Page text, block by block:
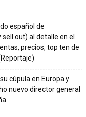
español de
out) al detalle en el
precios, top ten de
cúpula en Europa y
nuevo director general